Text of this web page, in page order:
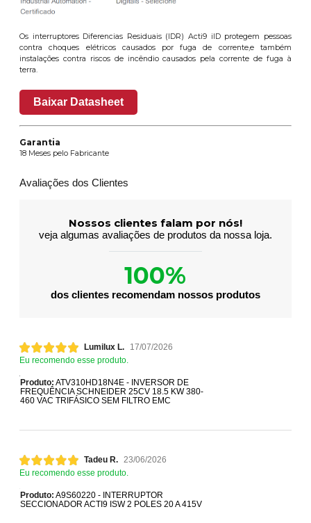
Os interruptores Diferencias Residuais (IDR) Acti9 iID protegem pessoas
contra choques elétricos causados por fuga de corrente,e também
instalações contra riscos de incêndio causados pela corrente de fuga à
terra.
Baixar Datasheet
Garantia
18 Meses pelo Fabricante
Avaliações dos Clientes
Nossos clientes falam por nós!
veja algumas avaliações de produtos da nossa loja.
100%
dos clientes recomendam nossos produtos
Lumilux L.
17/07/2026
Eu recomendo esse produto.
Produto: ATV310HD18N4E - INVERSOR DE
FREQUÊNCIA SCHNEIDER 25CV 18.5 KW 380-
460 VAC TRIFÁSICO SEM FILTRO EMC
Tadeu R. 23/06/2026
Eu recomendo esse produto.
Produto: A9S60220 - INTERRUPTOR
SECCIONADOR ACTI9 ISW 2 POLES 20 A 415V